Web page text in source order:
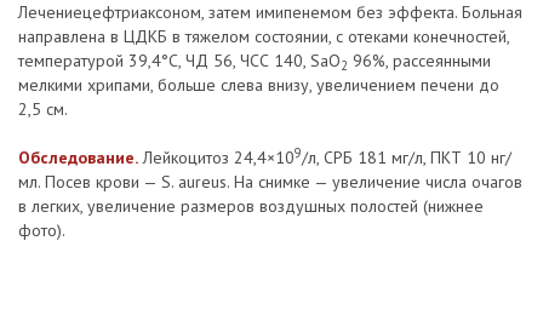
Лечениецефтриаксоном, затем имипенемом без эффекта. Больная
направлена в ЦДКБ в тяжелом состоянии, с отеками конечностей,
температурой 39,4°С, ЧД 56, ЧСС 140, SaO2 96%, рассеянными
мелкими хрипами, больше слева внизу, увеличением печени до
2,5 см.
Обследование.Лейкоцитоз 24,4×109/л, СРБ 181 мг/л, ПКТ 10 нг/
мл. Посев крови — S. aureus. На снимке — увеличение числа очагов
в легких, увеличение размеров воздушных полостей (нижнее
фото).